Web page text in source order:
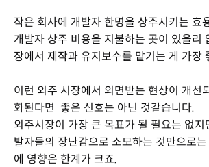
작은 회사에 개발자 한명을 상주시키는 효
개발자 상주 비용을 지불하는 곳이 있을리
장에서 제작과 유지보수를 맡기는 게 가장
이런 외주 시장에서 외면받는 현상이 개선
화된다면 좋은 신호는 아닌 것같습니다.
외주시장이 가장 큰 목표가 될 필요는 없지
발자들의 장난감으로 소모하는 것만으로
에 영향은 한계가 크죠.